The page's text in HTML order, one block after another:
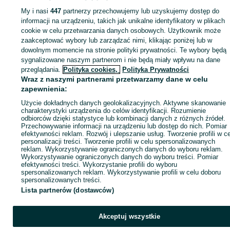
Zaloguj się lub załóż konto na OLX, aby skontaktować się z
sprzedającym
Zaloguj się / Załóż konto
Wyślij wiadomość
My i nasi447 partnerzy przechowujemy lub uzyskujemy dostęp do
informacji na urządzeniu, takich jak unikalne identyfikatory w plikach
cookie w celu przetwarzania danych osobowych. Użytkownik może
zaakceptować wybory lub zarządzać nimi, klikając poniżej lub w
dowolnym momencie na stronie polityki prywatności. Te wybory będą
sygnalizowane naszym partnerom i nie będą miały wpływu na dane
przeglądania. Polityka cookies, Polityka Prywatności
Wraz z naszymi partnerami przetwarzamy dane w celu
zapewnienia:
Użycie dokładnych danych geolokalizacyjnych. Aktywne skanowanie
charakterystyki urządzenia do celów identyfikacji. Rozumienie
odbiorców dzięki statystyce lub kombinacji danych z różnych źródeł.
Przechowywanie informacji na urządzeniu lub dostęp do nich. Pomiar
efektywności reklam. Rozwój i ulepszanie usług. Tworzenie profili w
personalizacji treści. Tworzenie profili w celu spersonalizowanych
reklam. Wykorzystywanie ograniczonych danych do wyboru reklam.
Wykorzystywanie ograniczonych danych do wyboru treści. Pomiar
efektywności treści. Wykorzystanie profili do wyboru
spersonalizowanych reklam. Wykorzystywanie profili w celu doboru
spersonalizowanych treści.
Lista partnerów (dostawców)
Akceptuj wszystkie